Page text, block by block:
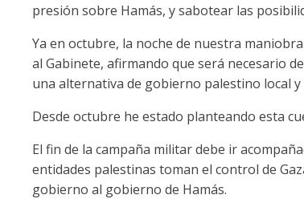
presión sobre Hamás, y sabotear las
Ya en octubre, la noche de nuestra
al Gabinete, afirmando que será necesario
una alternativa de gobierno palestino local
Desde octubre he estado planteando esta
El fin de la campaña militar debe ir
entidades palestinas toman el control de
gobierno al gobierno de Hamás.